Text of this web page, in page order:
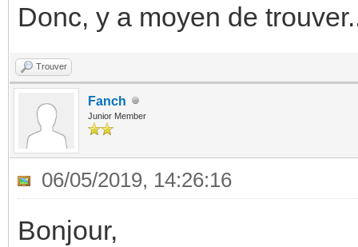
Donc, y a moyen de
Trouver
Fanch
Junior Member
06/05/2019, 14:26:16
Bonjour,